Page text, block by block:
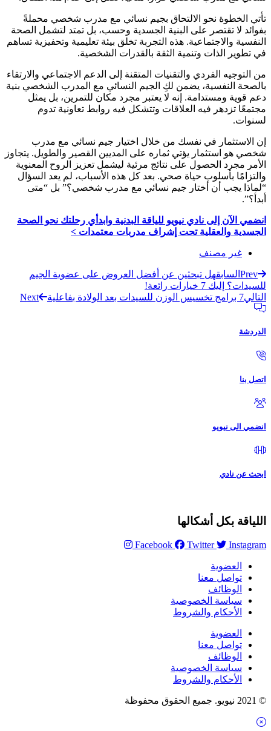
تأتي الخطوة نحو الالتحاق بجيم نسائي مع مدرب شخصي محملةً
بفوائد لا تقتصر على البنية الجسدية وحسب، بل تمتد لتشمل الصحة
النفسية والاجتماعية. هذه التجربة تخلق بيئة تعليمية وتحفيزية تساهم
في تطوير الذات وتنمية الثقة بالقدرات الشخصية.
من التوجيه الفردي والتقنيات المتقنة إلى الدعم الاجتماعي والارتقاء
بالصحة النفسية، يضمن لكِ الجيم النسائي مع المدرب الشخصي بنية
دعم قوية ومستدامة. إنه لا يعتبر مجرد مكان للتمرين، بل يمثل
مجتمعًا تزدهر فيه العلاقات وتتشكل فيه روابط تعاونية تدوم
لسنوات.
إن الاستثمار في نفسك من خلال اختيار جيم نسائي مع مدرب
شخصي هو استثمار يؤتي ثماره على المديين القصير والطويل. يتجاوز
الأمر مجرد الحصول على نتائج مرئية ليشمل تعزيز الروح المعنوية
والتزامًا بأسلوب حياة صحي. بعد كل هذه الأسباب، لم يعد السؤال
“لماذا يجب أن أختار جيم نسائي مع مدرب شخصي؟” بل “متى
أبدأ؟”.
انضمي الآن إلى نادي نيويو للياقة البدنية وابدأي رحلتك نحو الصحة
الجسدية والعقلية تحت إشراف مدربات معتمدات >
غير مصنف
Prev السابقهل تبحثين عن أفضل العروض على عضوية الجيم
للسيدات؟ إليك 7 خيارات رائعة!
التالي7 برامج تخسيس الوزن للسيدات بعد الولادة بفاعلية Next
الدردشة
اتصل بنا
انضمي الى نيويو
ابحث عن نادي
اللياقة بكل أشكالها
Facebook Twitter Instagram
العضوية
تواصل معنا
الوظائف
سياسة الخصوصية
الأحكام والشروط
العضوية
تواصل معنا
الوظائف
سياسة الخصوصية
الأحكام والشروط
© 2021 نيويو. جميع الحقوق محفوظة